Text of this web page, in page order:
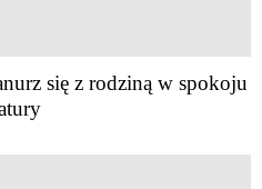
się z rodziną w spokoju